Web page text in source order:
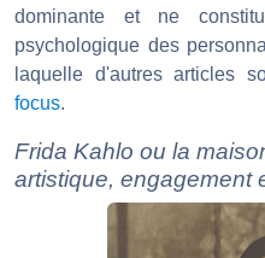
dominante et ne
psychologique des
laquelle d'autres articles
focus.
Frida Kahlo ou la
artistique, engagement